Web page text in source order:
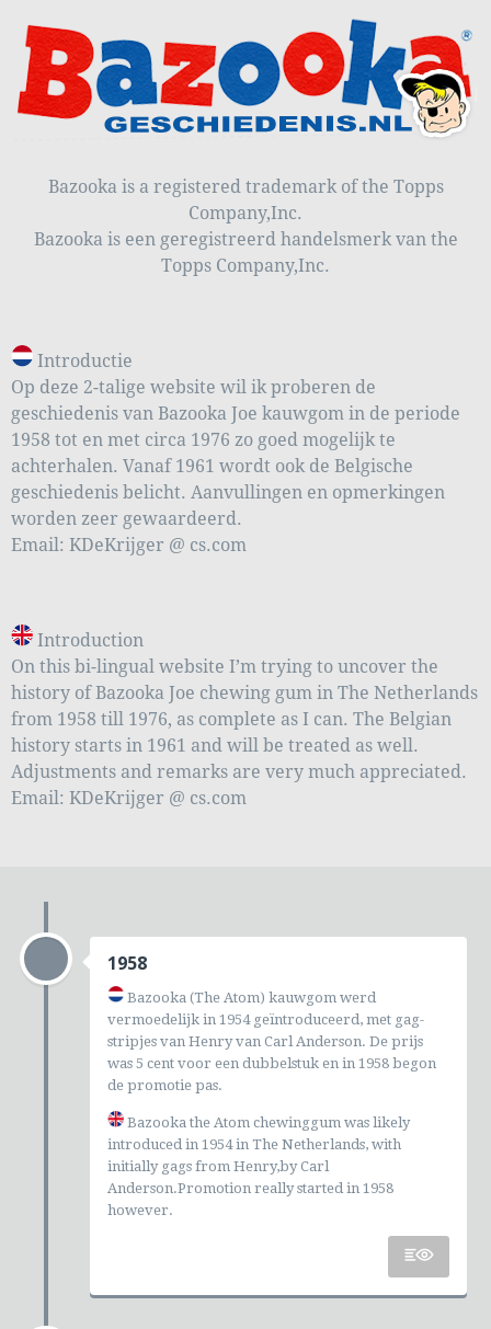
Bazooka is a registered trademark of the Topps
Company,Inc.
Bazooka is een geregistreerd handelsmerk van the
Topps Company,Inc.
Introductie
Op deze 2-talige website wil ik proberen de
geschiedenis van Bazooka Joe kauwgom in de periode
1958 tot en met circa 1976 zo goed mogelijk te
achterhalen. Vanaf 1961 wordt ook de Belgische
geschiedenis belicht. Aanvullingen en opmerkingen
worden zeer gewaardeerd.
Email: KDeKrijger @ cs.com
Introduction
On this bi-lingual website I’m trying to uncover the
history of Bazooka Joe chewing gum in The Netherlands
from 1958 till 1976, as complete as I can. The Belgian
history starts in 1961 and will be treated as well.
Adjustments and remarks are very much appreciated.
Email: KDeKrijger @ cs.com
1958
Bazooka (The Atom) kauwgom werd
vermoedelijk in 1954 geïntroduceerd, met gag-
stripjes van Henry van Carl Anderson. De prijs
was 5 cent voor een dubbelstuk en in 1958 begon
de promotie pas.
Bazooka the Atom chewinggum was likely
introduced in 1954 in The Netherlands, with
initially gags from Henry,by Carl
Anderson.Promotion really started in 1958
however.